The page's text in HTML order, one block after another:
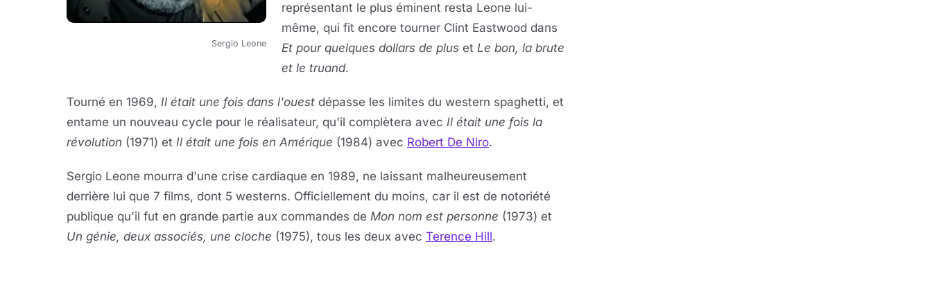
Sergio Leone
représentant le plus éminent resta Leone lui-
même, qui fit encore tourner Clint Eastwood dans
Et pour quelques dollars de plus et Le bon, la brute
et le truand.
Tourné en 1969, Il était une fois dans l'ouest dépasse les limites du western spaghetti, et
entame un nouveau cycle pour le réalisateur, qu'il complètera avec Il était une fois la
révolution (1971) et Il était une fois en Amérique (1984) avec Robert De Niro.
Sergio Leone mourra d'une crise cardiaque en 1989, ne laissant malheureusement
derrière lui que 7 films, dont 5 westerns. Officiellement du moins, car il est de notoriété
publique qu'il fut en grande partie aux commandes de Mon nom est personne (1973) et
Un génie, deux associés, une cloche (1975), tous les deux avec Terence Hill.